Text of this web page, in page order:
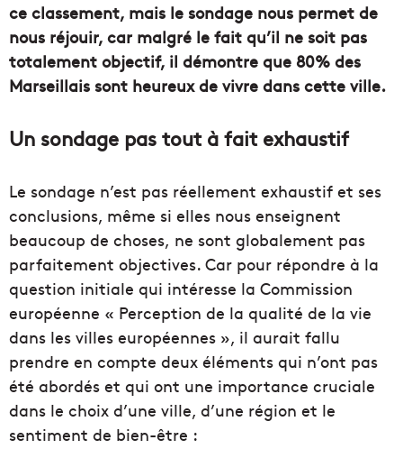
ce classement, mais le sondage nous permet de
nous réjouir, car malgré le fait qu’il ne soit pas
totalement objectif, il démontre que 80% des
Marseillais sont heureux de vivre dans cette ville.
Un sondage pas tout à fait exhaustif
Le sondage n’est pas réellement exhaustif et ses
conclusions, même si elles nous enseignent
beaucoup de choses, ne sont globalement pas
parfaitement objectives. Car pour répondre à la
question initiale qui intéresse la Commission
européenne « Perception de la qualité de la vie
dans les villes européennes », il aurait fallu
prendre en compte deux éléments qui n’ont pas
été abordés et qui ont une importance cruciale
dans le choix d’une ville, d’une région et le
sentiment de bien-être :